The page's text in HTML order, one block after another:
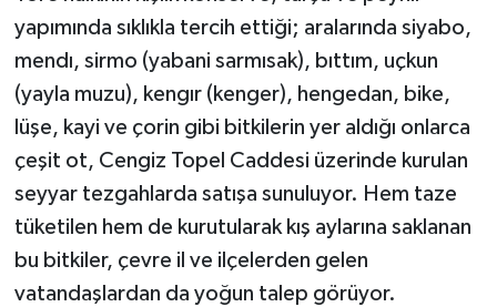
yapımında sıklıkla tercih ettiği; aralarında siyabo,
mendı, sirmo (yabani sarmısak), bıttım, uçkun
(yayla muzu), kengır (kenger), hengedan, bike,
lüşe, kayi ve çorin gibi bitkilerin yer aldığı onlarca
çeşit ot, Cengiz Topel Caddesi üzerinde kurulan
seyyar tezgahlarda satışa sunuluyor. Hem taze
tüketilen hem de kurutularak kış aylarına saklanan
bu bitkiler, çevre il ve ilçelerden gelen
vatandaşlardan da yoğun talep görüyor.